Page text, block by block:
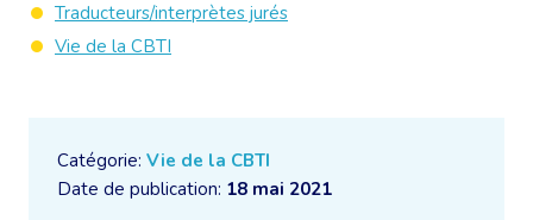
Catégorie: Vie de la CBTI
Date de publication: 18 mai 2021
Traducteurs/interprètes jurés
Vie de la CBTI